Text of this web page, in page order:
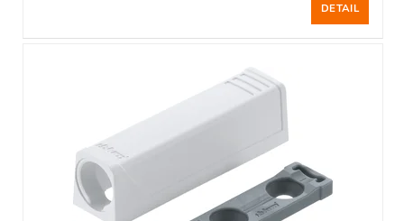
DETAIL